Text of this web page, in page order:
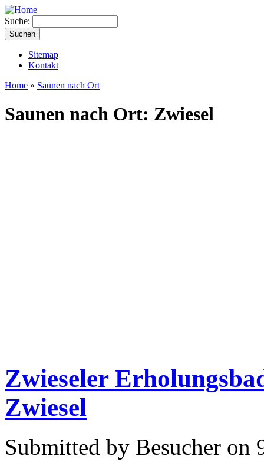
Suche:
Sitemap
Kontakt
Home » Saunen nach Ort
Saunen nach Ort: Zwiesel
Zwieseler
Zwiesel
Submitted by Besucher on